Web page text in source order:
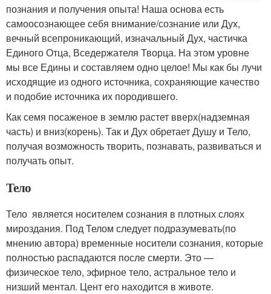
познания и получения опыта! Наша основа есть
самоосознающее себя внимание/сознание или Дух,
вечный всепроникающий, изначальный Дух, частичка
Единого Отца, Вседержателя Творца. На этом уровне
мы все Едины и составляем одно целое! Мы как бы лучи
исходящие из одного источника, сохраняющие качество
и подобие источника их породившего.
Как семя посаженое в землю растет вверх(надземная
часть) и вниз(корень). Так и Дух обретает Душу и Тело,
получая возможность творить, познавать, развиваться и
получать опыт.
Тело
Тело является носителем сознания в плотных слоях
мироздания. Под Телом следует подразумевать(по
мнению автора) временные носители сознания, которые
полностью распадаются после смерти. Это —
физическое тело, эфирное тело, астральное тело и
низший ментал. Цент его находится в животе.